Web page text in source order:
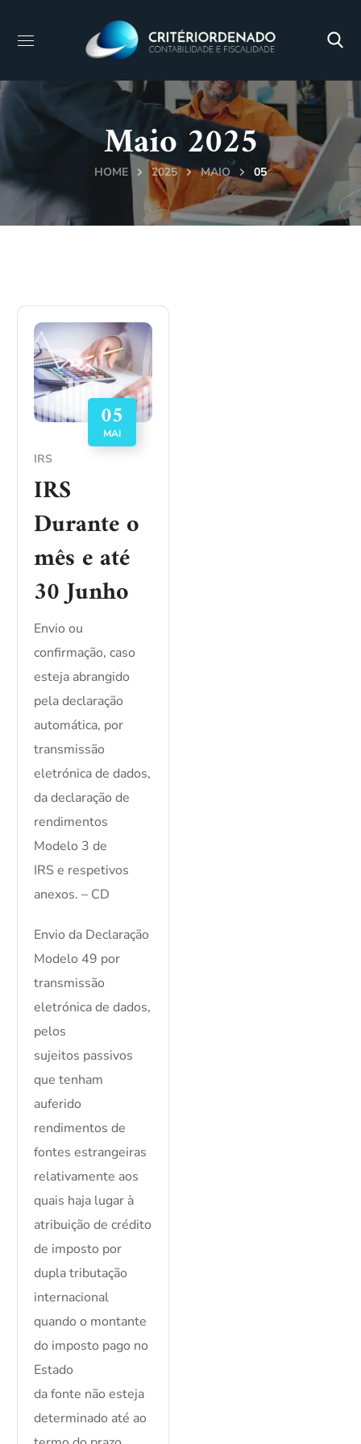
Maio 2025
HOME 2025 MAIO 05
05
MAI
IRS
IRS
Durante o
mês e até
30 Junho
Envio ou
confirmação, caso
esteja abrangido
pela declaração
automática, por
transmissão
eletrónica de dados,
da declaração de
rendimentos
Modelo 3 de
IRS e respetivos
anexos. – CD
Envio da Declaração
Modelo 49 por
transmissão
eletrónica de dados,
pelos
sujeitos passivos
que tenham
auferido
rendimentos de
fontes estrangeiras
relativamente aos
quais haja lugar à
atribuição de crédito
de imposto por
dupla tributação
internacional
quando o montante
do imposto pago no
Estado
da fonte não esteja
determinado até ao